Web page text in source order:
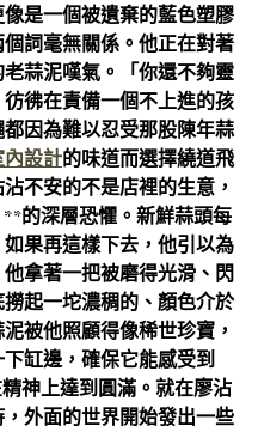
是一個被遺棄的藍色塑膠
詞毫無關係。他正在對著
蒜泥嘆氣。「你還不夠靈
彿在責備一個不上進的孩
因為難以忍受那股陳年蒜
設計的味道而選擇繞道飛
不安的不是店裡的生意，
的深層恐懼。新鮮蒜頭每
果再這樣下去，他引以為
拿著一把被磨得光滑、閃
起一坨濃稠的、顏色介於
被他照顧得像稀世珍寶，
缸邊，確保它能感受到
神上達到圓滿。就在廖沾
外面的世界開始發出一些